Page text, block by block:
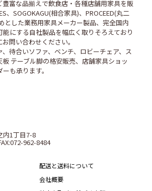
豊富な品揃えで飲食店・各種店舗用家具を販
、SOGOKAGU(相合家具)、PROCEED(丸二
とした業務用家具メーカー製品、完全国内
にする自社製品を幅広く取りそろえており
問い合わせください。
待合いソファ、ベンチ、ロビーチェア、ス
テーブル脚の格安販売、店舗家具ショッ
も承ります。
内1丁目7-8
962-8484
配送と送料について
会社概要